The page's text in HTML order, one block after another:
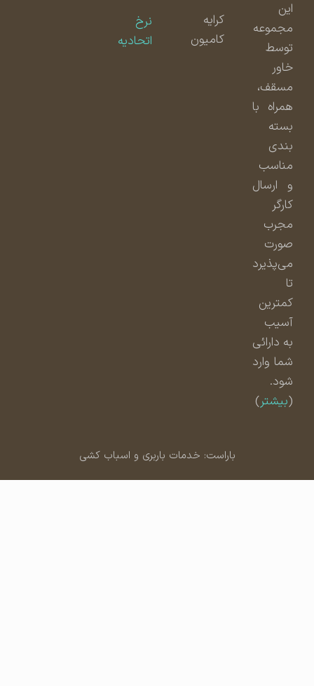
مجموعه
توسط
مسقف،
همراه با
بسته
بندی
مناسب
و ارسال
مجرب
صورت
می‌پذیرد
کمترین
آسیب
به دارائی
شما وارد
شود.
بیشتر)
کامیون
اتحادیه
باراست: خدمات باربری و اسباب کشی